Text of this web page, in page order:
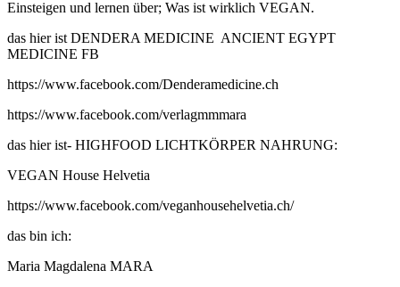
Einsteigen und lernen über; Was ist wirklich VEGAN.
das hier ist DENDERA MEDICINE ANCIENT EGYPT
MEDICINE FB
https://www.facebook.com/Denderamedicine.ch
https://www.facebook.com/verlagmmmara
das hier ist- HIGHFOOD LICHTKÖRPER NAHRUNG:
VEGAN House Helvetia
https://www.facebook.com/veganhousehelvetia.ch/
das bin ich:
Maria Magdalena MARA